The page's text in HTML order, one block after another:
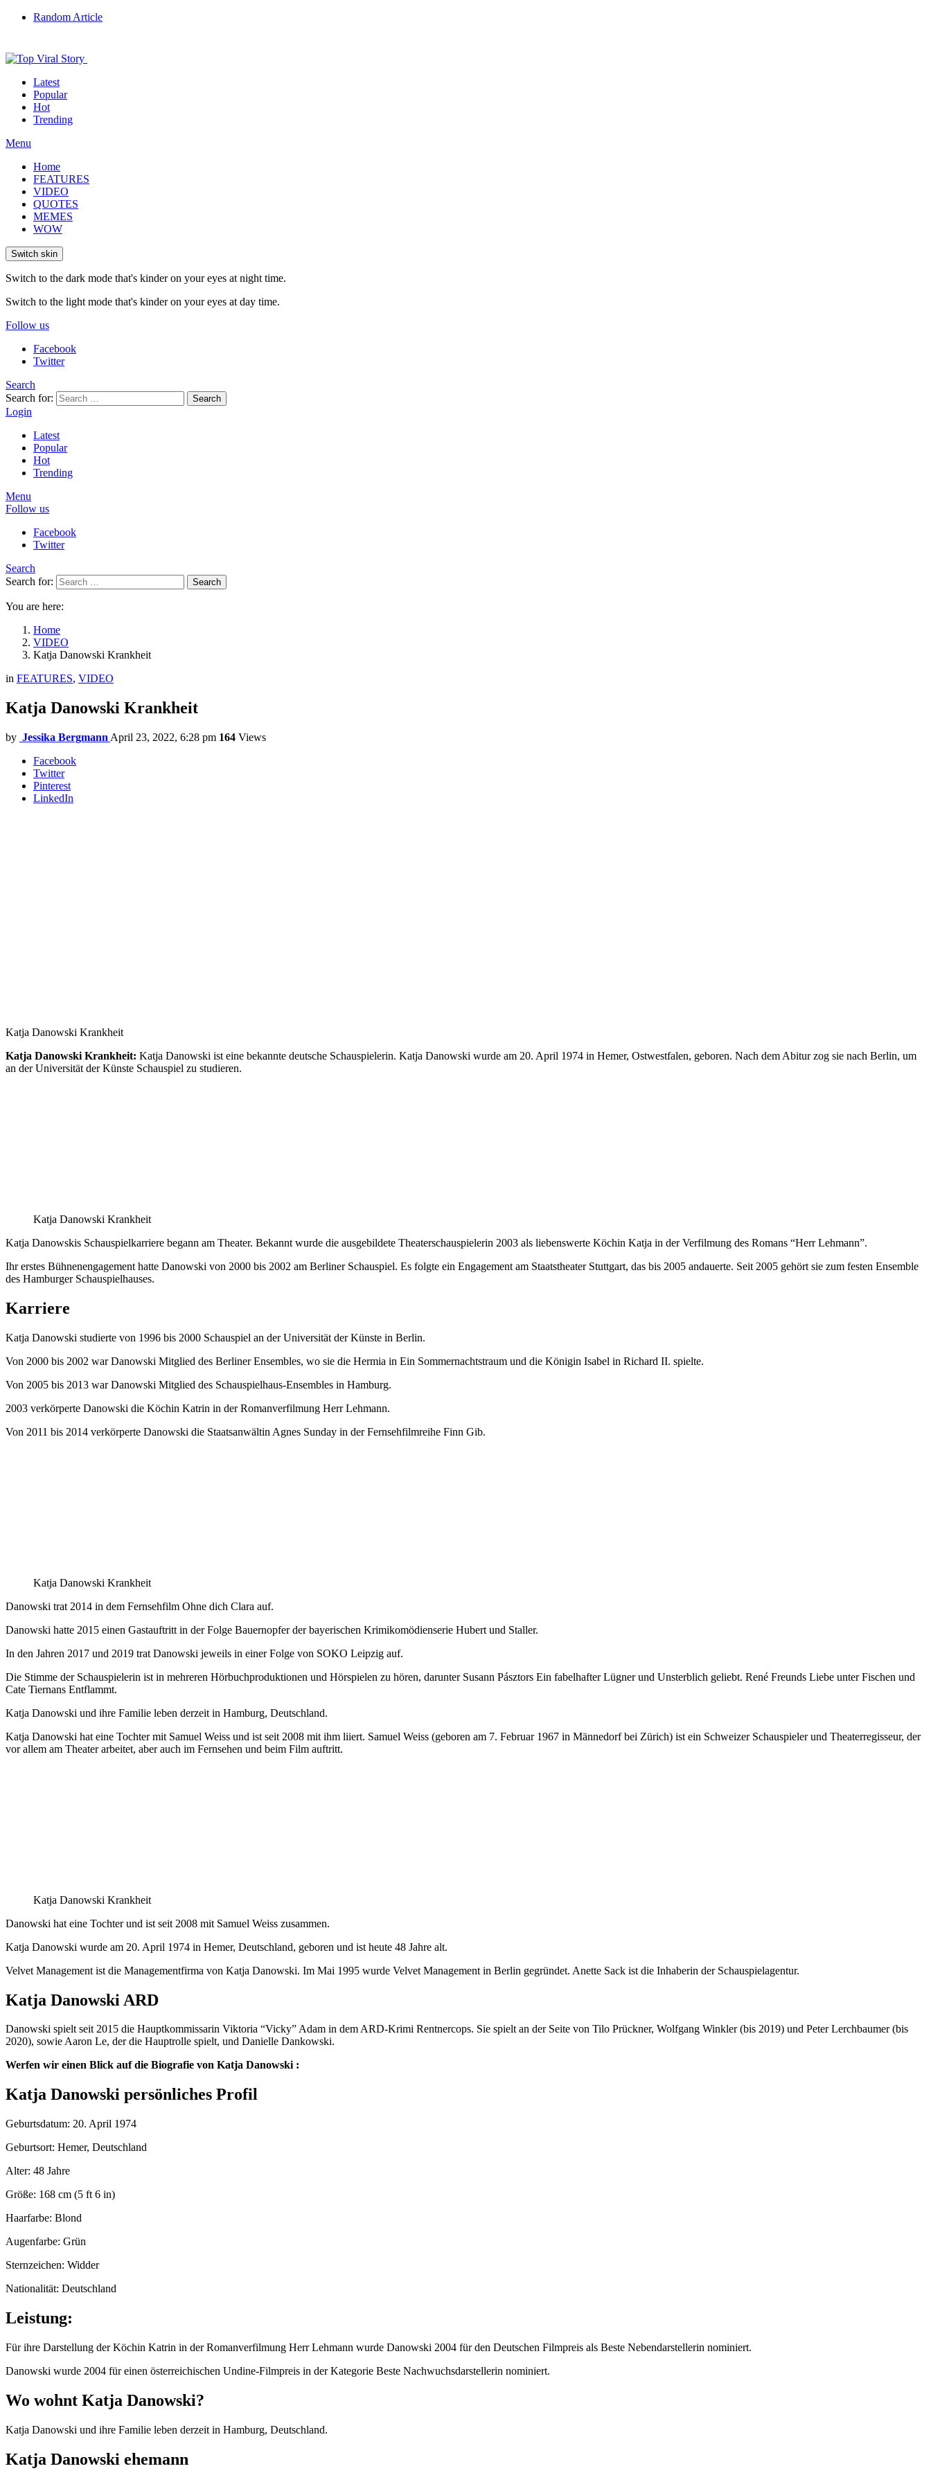
Random Article
Latest
Popular
Hot
Trending
Menu
Home
FEATURES
VIDEO
QUOTES
MEMES
WOW
Switch skin
Switch to the dark mode that's kinder on your eyes at night time.
Switch to the light mode that's kinder on your eyes at day time.
Follow us
Facebook
Twitter
Search
Search for:
Search
Login
Latest
Popular
Hot
Trending
Menu
Follow us
Facebook
Twitter
Search
Search for:
Search
You are here:
Home
VIDEO
Katja Danowski Krankheit
in FEATURES, VIDEO
Katja Danowski Krankheit
by Jessika Bergmann April 23, 2022, 6:28 pm 164 Views
Facebook
Twitter
Pinterest
LinkedIn
Katja Danowski Krankheit
Katja Danowski Krankheit: Katja Danowski ist eine bekannte deutsche Schauspielerin. Katja Danowski wurde am 20. April 1974 in Hemer, Ostwestfalen, geboren. Nach dem Abitur zog sie nach Berlin, um
an der Universität der Künste Schauspiel zu studieren.
Katja Danowski Krankheit
Katja Danowskis Schauspielkarriere begann am Theater. Bekannt wurde die ausgebildete Theaterschauspielerin 2003 als liebenswerte Köchin Katja in der Verfilmung des Romans “Herr Lehmann”.
Ihr erstes Bühnenengagement hatte Danowski von 2000 bis 2002 am Berliner Schauspiel. Es folgte ein Engagement am Staatstheater Stuttgart, das bis 2005 andauerte. Seit 2005 gehört sie zum festen Ensemble
des Hamburger Schauspielhauses.
Karriere
Katja Danowski studierte von 1996 bis 2000 Schauspiel an der Universität der Künste in Berlin.
Von 2000 bis 2002 war Danowski Mitglied des Berliner Ensembles, wo sie die Hermia in Ein Sommernachtstraum und die Königin Isabel in Richard II. spielte.
Von 2005 bis 2013 war Danowski Mitglied des Schauspielhaus-Ensembles in Hamburg.
2003 verkörperte Danowski die Köchin Katrin in der Romanverfilmung Herr Lehmann.
Von 2011 bis 2014 verkörperte Danowski die Staatsanwältin Agnes Sunday in der Fernsehfilmreihe Finn Gib.
Katja Danowski Krankheit
Danowski trat 2014 in dem Fernsehfilm Ohne dich Clara auf.
Danowski hatte 2015 einen Gastauftritt in der Folge Bauernopfer der bayerischen Krimikomödienserie Hubert und Staller.
In den Jahren 2017 und 2019 trat Danowski jeweils in einer Folge von SOKO Leipzig auf.
Die Stimme der Schauspielerin ist in mehreren Hörbuchproduktionen und Hörspielen zu hören, darunter Susann Pásztors Ein fabelhafter Lügner und Unsterblich geliebt. René Freunds Liebe unter Fischen und
Cate Tiernans Entflammt.
Katja Danowski und ihre Familie leben derzeit in Hamburg, Deutschland.
Katja Danowski hat eine Tochter mit Samuel Weiss und ist seit 2008 mit ihm liiert. Samuel Weiss (geboren am 7. Februar 1967 in Männedorf bei Zürich) ist ein Schweizer Schauspieler und Theaterregisseur, der
vor allem am Theater arbeitet, aber auch im Fernsehen und beim Film auftritt.
Katja Danowski Krankheit
Danowski hat eine Tochter und ist seit 2008 mit Samuel Weiss zusammen.
Katja Danowski wurde am 20. April 1974 in Hemer, Deutschland, geboren und ist heute 48 Jahre alt.
Velvet Management ist die Managementfirma von Katja Danowski. Im Mai 1995 wurde Velvet Management in Berlin gegründet. Anette Sack ist die Inhaberin der Schauspielagentur.
Katja Danowski ARD
Danowski spielt seit 2015 die Hauptkommissarin Viktoria “Vicky” Adam in dem ARD-Krimi Rentnercops. Sie spielt an der Seite von Tilo Prückner, Wolfgang Winkler (bis 2019) und Peter Lerchbaumer (bis
2020), sowie Aaron Le, der die Hauptrolle spielt, und Danielle Dankowski.
Werfen wir einen Blick auf die Biografie von Katja Danowski :
Katja Danowski persönliches Profil
Geburtsdatum: 20. April 1974
Geburtsort: Hemer, Deutschland
Alter: 48 Jahre
Größe: 168 cm (5 ft 6 in)
Haarfarbe: Blond
Augenfarbe: Grün
Sternzeichen: Widder
Nationalität: Deutschland
Leistung:
Für ihre Darstellung der Köchin Katrin in der Romanverfilmung Herr Lehmann wurde Danowski 2004 für den Deutschen Filmpreis als Beste Nebendarstellerin nominiert.
Danowski wurde 2004 für einen österreichischen Undine-Filmpreis in der Kategorie Beste Nachwuchsdarstellerin nominiert.
Wo wohnt Katja Danowski?
Katja Danowski und ihre Familie leben derzeit in Hamburg, Deutschland.
Katja Danowski ehemann